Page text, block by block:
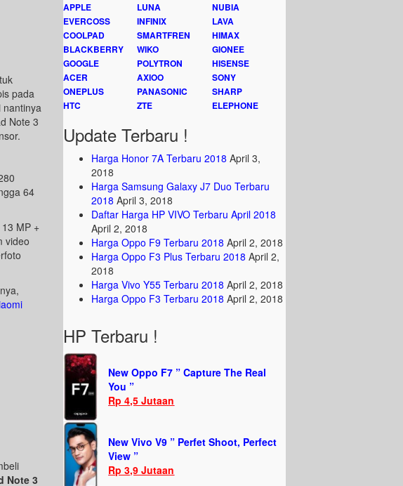
pada
nantinya
Note 3
64
MP +
video
Note 3
APPLE
LUNA
NUBIA
EVERCOSS
INFINIX
LAVA
COOLPAD
SMARTFREN
HIMAX
BLACKBERRY
WIKO
GIONEE
GOOGLE
POLYTRON
HISENSE
ACER
AXIOO
SONY
ONEPLUS
PANASONIC
SHARP
HTC
ZTE ELEPHONE
Update Terbaru !
Harga Honor 7A Terbaru 2018 April 3,
2018
Harga Samsung Galaxy J7 Duo Terbaru
2018 April 3, 2018
Daftar Harga HP VIVO Terbaru April 2018
April 2, 2018
Harga Oppo F9 Terbaru 2018 April 2, 2018
Harga Oppo F3 Plus Terbaru 2018 April 2,
2018
Harga Vivo Y55 Terbaru 2018 April 2, 2018
Harga Oppo F3 Terbaru 2018 April 2, 2018
HP Terbaru !
New Oppo F7 ” Capture The Real
You ”
Rp 4,5 Jutaan
New Vivo V9 ” Perfet Shoot, Perfect
View ”
Rp 3,9 Jutaan